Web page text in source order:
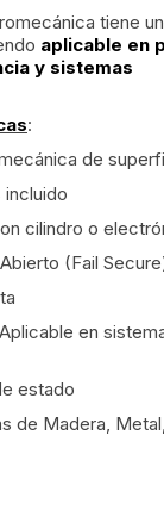
tiene
aplicable en
y sistemas
:
de
cilindro o
(Fail
en
estado
de Madera,